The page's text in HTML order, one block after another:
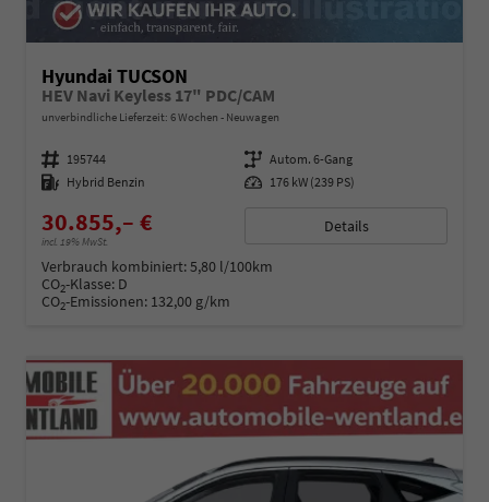
Hyundai TUCSON
HEV Navi Keyless 17" PDC/CAM
unverbindliche Lieferzeit: 6 Wochen Neuwagen
Fahrzeugnummer 195744 Getriebe Autom. 6-Gang
Kraftstoff Hybrid Benzin Leistung 176 kW (239 PS)
30.855,– €
incl. 19% MwSt.
Details
Verbrauch kombiniert:5,80 l/100km
CO2-Klasse: D
CO2-Emissionen: 132,00 g/km